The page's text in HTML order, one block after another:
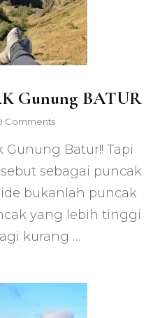
Gunung BATUR
Commentson
ke
Gunung
BATUR
Batur!! Tapi
sebagai puncak
bukanlah puncak
yang lebih tinggi
kurang …